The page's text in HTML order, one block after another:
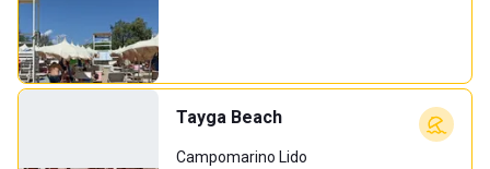
Tayga Beach
Campomarino Lido